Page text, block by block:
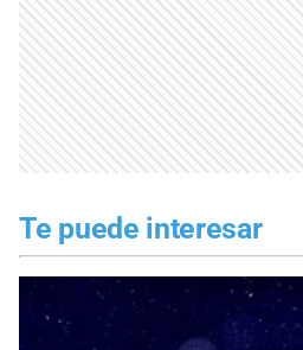
Te puede interesar